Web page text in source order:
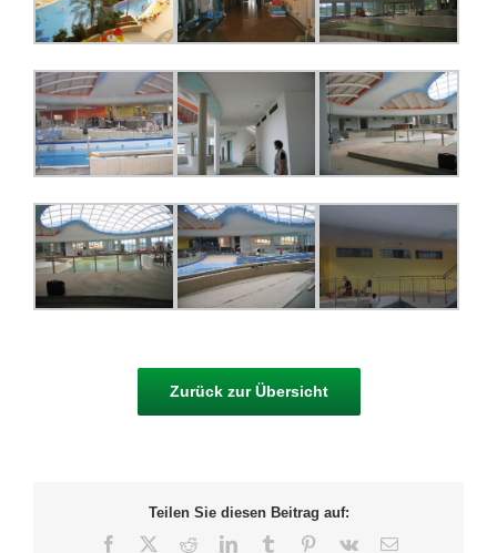
Zurück zur Übersicht
Teilen Sie diesen Beitrag auf:
Facebook RedditLinkedInTumblr Pinterest
Vk
E-